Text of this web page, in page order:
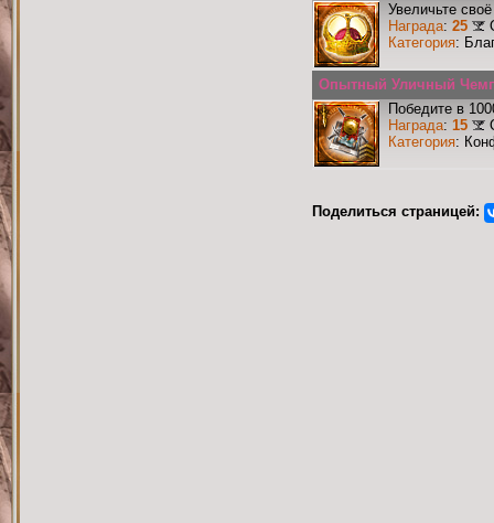
Увеличьте
Награда: 25
Категория:
Опытный Уличный
Победите в
Награда: 15
Категория:
Поделиться страницей: